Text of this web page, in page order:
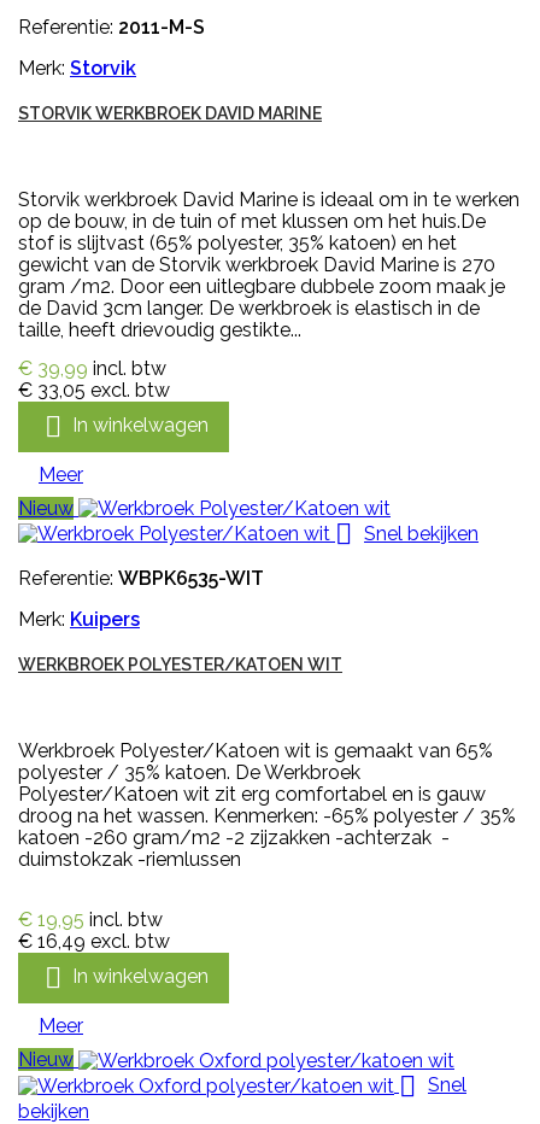
Referentie: 2011-M-S
Merk: Storvik
STORVIK WERKBROEK DAVID MARINE
Storvik werkbroek David Marine is ideaal om in te werken
op de bouw, in de tuin of met klussen om het huis.De
stof is slijtvast (65% polyester, 35% katoen) en het
gewicht van de Storvik werkbroek David Marine is 270
gram /m2. Door een uitlegbare dubbele zoom maak je
de David 3cm langer. De werkbroek is elastisch in de
taille, heeft drievoudig gestikte...
€ 39,99 incl. btw
€ 33,05 excl. btw
 In winkelwagen
Meer
Nieuw

Snel bekijken
Referentie: WBPK6535-WIT
Merk: Kuipers
WERKBROEK POLYESTER/KATOEN WIT
Werkbroek Polyester/Katoen wit is gemaakt van 65%
polyester / 35% katoen. De Werkbroek
Polyester/Katoen wit zit erg comfortabel en is gauw
droog na het wassen. Kenmerken: -65% polyester / 35%
katoen -260 gram/m2 -2 zijzakken -achterzak -
duimstokzak -riemlussen
€ 19,95 incl. btw
€ 16,49 excl. btw
 In winkelwagen
Meer
Nieuw

Snel
bekijken